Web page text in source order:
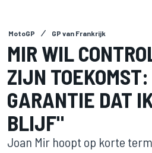
MotoGP GP van Frankrijk
MIR WIL
ZIJN
GARANTIE DAT
BLIJF"
Joan Mir hoopt op korte